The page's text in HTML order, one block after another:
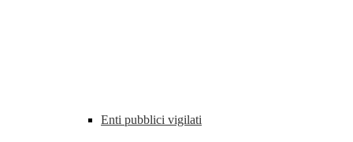
Enti pubblici vigilati